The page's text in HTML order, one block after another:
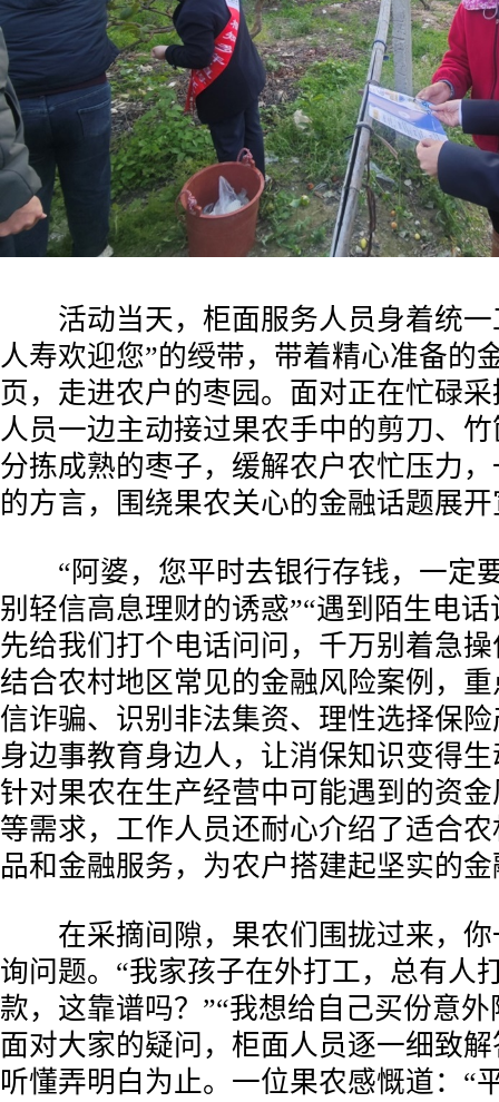
活动当天，柜面服务人员身着统一
人寿欢迎您”的绶带，带着精心准备的
页，走进农户的枣园。面对正在忙碌
人员一边主动接过果农手中的剪刀、
分拣成熟的枣子，缓解农户农忙压力
的方言，围绕果农关心的金融话题展
“阿婆，您平时去银行存钱，一定
别轻信高息理财的诱惑”“遇到陌生电
先给我们打个电话问问，千万别着急
结合农村地区常见的金融风险案例，
信诈骗、识别非法集资、理性选择保
身边事教育身边人，让消保知识变得
针对果农在生产经营中可能遇到的资
等需求，工作人员还耐心介绍了适合
品和金融服务，为农户搭建起坚实的
在采摘间隙，果农们围拢过来，你
询问题。“我家孩子在外打工，总有人
款，这靠谱吗？”“我想给自己买份意
面对大家的疑问，柜面人员逐一细致
听懂弄明白为止。一位果农感慨道：“